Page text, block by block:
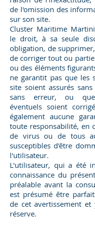
de l'omission des
sur son site.
Cluster Maritime
le droit, à sa seule
obligation, de
de corriger tout ou
ou des éléments
ne garantit pas que les
site soient assurés
sans erreur, ou
éventuels soient
également aucune
toute responsabilité, en
de virus ou de tous
susceptibles d'être
l'utilisateur.
L'utilisateur, qui a été
connaissance du
préalable avant la
est présumé être
de cet avertissement et